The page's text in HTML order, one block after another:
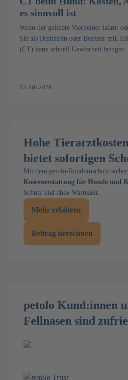
es sinnvoll ist
Wenn der geliebte Vierbeiner lahmt
Sie als Besitzerin oder Besitzer mit.
(CT) kann schnell Gewissheit
15 Juli 2026
Hohe
bietet sofortigen
Mit dem petolo-Rundumschutz
Kostenerstattung für Hunde und
Schutz und ohne Wartezeit.
Mehr erfahren
Beitrag berechnen
petolo Kund:innen
Fellnasen sind